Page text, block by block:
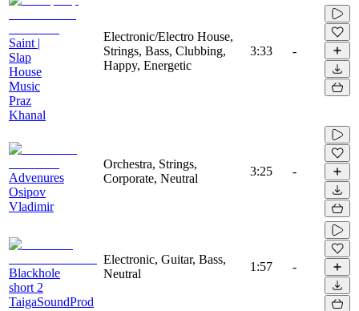
Saint |
Slap
House
Music
Praz
Khanal
Electronic/Electro House,
Strings, Bass, Clubbing,
Happy, Energetic
3:33 -
Advenures
Osipov
Vladimir
Orchestra, Strings,
Corporate, Neutral
3:25 -
Blackhole
short 2
TaigaSoundProd
Electronic, Guitar, Bass,
Neutral
1:57 -